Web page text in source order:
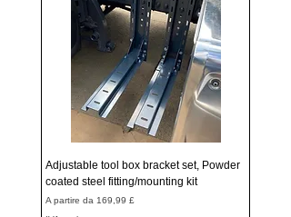
Adjustable tool box bracket set, Powder
coated steel fitting/mounting kit
A partire da 169,99 £
Prezzo scontato